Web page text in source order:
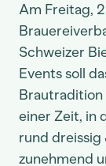
Am Freitag,
Schweizer
Events soll
einer Zeit, in
rund dreissig
zunehmend